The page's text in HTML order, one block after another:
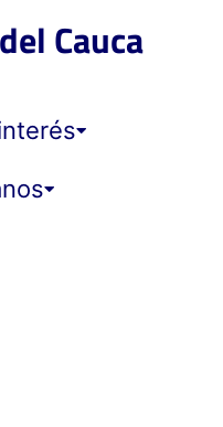
Cauca